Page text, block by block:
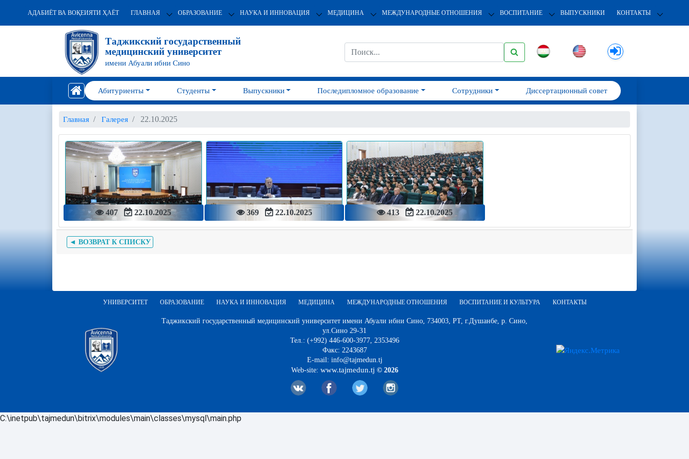
АДАБИЁТ ВА ВОҚЕИЯТИ ҲАЁТ ГЛАВНАЯ ОБРАЗОВАНИЕ НАУКА И ИННОВАЦИЯ МЕДИЦИНА МЕЖДУНАРОДНЫЕ ОТНОШЕНИЯ ВОСПИТАНИЕ ВЫПУСКНИКИ КОНТАКТЫ
Таджикский государственный
медицинский университет
имени Абуали ибни Сино
Абитуриенты Студенты Выпускники Последипломное образование Сотрудники Диссертационный совет
Главная Галерея 22.10.2025
407 22.10.2025 369 22.10.2025 413 22.10.2025
◄ ВОЗВРАТ К СПИСКУ
УНИВЕРСИТЕТ ОБРАЗОВАНИЕ НАУКА И ИННОВАЦИЯ МЕДИЦИНА МЕЖДУНАРОДНЫЕ ОТНОШЕНИЯ ВОСПИТАНИЕ И КУЛЬТУРА КОНТАКТЫ
Таджикский государственный медицинский университет имени Абуали ибни Сино, 734003, РТ, г.Душанбе, р. Сино,
ул.Сино 29-31
Тел.: (+992) 446-600-3977, 2353496
Факс: 2243687
E-mail: info@tajmedun.tj
Web-site: www.tajmedun.tj © 2026
C:\inetpub\tajmedun\bitrix\modules\main\classes\mysql\main.php